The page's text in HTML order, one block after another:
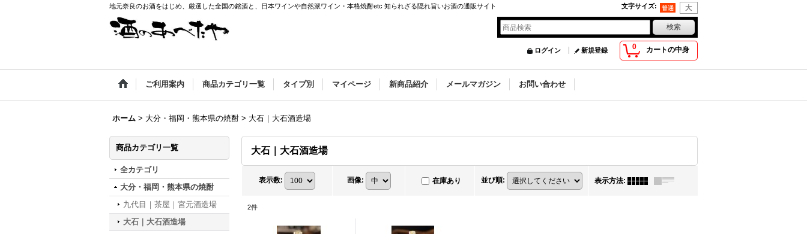
地元奈良のお酒をはじめ、厳選した全国の銘酒と、日本ワインや自然派ワイン・本格焼酎etc 知られざる隠れ旨いお酒の通販サイト 文字サイズ:
0 カートの中身
ログイン 新規登録
ご利用案内 商品カテゴリ一覧 タイプ別 マイページ 新商品紹介 メールマガジン お問い合わせ
ホーム > 大分・福岡・熊本県の焼酎 > 大石｜大石酒造場
商品カテゴリ一覧
全カテゴリ
大分・福岡・熊本県の焼酎
九代目｜茶屋｜宮元酒造場
大石｜大石酒造場
大石｜大石酒造場
表示数: 画像: 在庫あり 並び順: 表示方法:
2件